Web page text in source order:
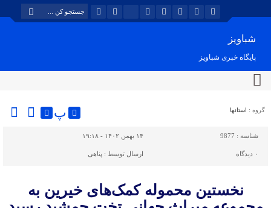
شباویز
پایگاه خبری شباویز
گروه : استانها پ
شناسه : 9877 ۱۴ بهمن ۱۴۰۲ - ۱۹:۱۸
۰ دیدگاه ارسال توسط : پناهی
نخستین محموله کمک‌های خیرین به